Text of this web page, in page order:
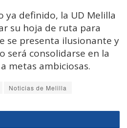
ya definido, la UD Melilla
su hoja de ruta para
se presenta ilusionante y
será consolidarse en la
metas ambiciosas.
Noticias de Melilla